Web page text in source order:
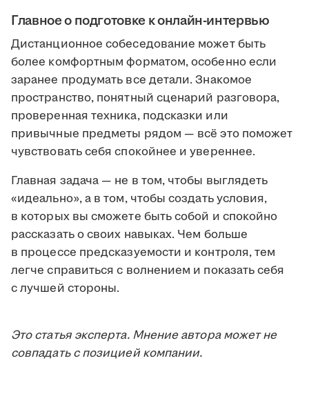
Главное о подготовке к онлайн-интервью
Дистанционное собеседование может быть
более комфортным форматом, особенно если
заранее продумать все детали. Знакомое
пространство, понятный сценарий разговора,
проверенная техника, подсказки или
привычные предметы рядом — всё это поможет
чувствовать себя спокойнее и увереннее.
Главная задача — не в том, чтобы выглядеть
«идеально», а в том, чтобы создать условия,
в которых вы сможете быть собой и спокойно
рассказать о своих навыках. Чем больше
в процессе предсказуемости и контроля, тем
легче справиться с волнением и показать себя
с лучшей стороны.
Это статья эксперта. Мнение автора может не
совпадать с позицией компании.